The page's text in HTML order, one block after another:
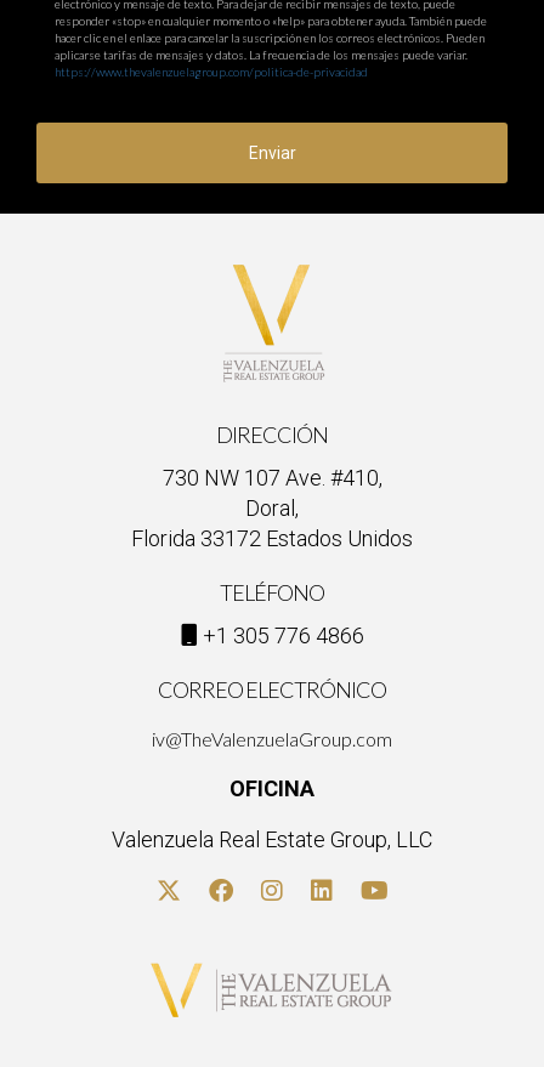
electrónico y mensaje de texto. Para dejar de recibir mensajes de texto, puede
responder «stop» en cualquier momento o «help» para obtener ayuda. También puede
hacer clic en el enlace para cancelar la suscripción en los correos electrónicos. Pueden
aplicarse tarifas de mensajes y datos. La frecuencia de los mensajes puede variar.
https://www.thevalenzuelagroup.com/politica-de-privacidad
Enviar
DIRECCIÓN
730 NW 107 Ave. #410,
Doral,
Florida 33172 Estados Unidos
TELÉFONO
+1 305 776 4866
CORREO ELECTRÓNICO
iv@TheValenzuelaGroup.com
OFICINA
Valenzuela Real Estate Group, LLC